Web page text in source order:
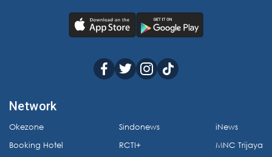
Network
Okezone
Booking Hotel
Sindonews
RCTI+
iNews
MNC Trijaya